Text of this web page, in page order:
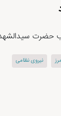
حضرت
مرز نیروی نظامی